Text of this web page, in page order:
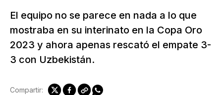
El equipo no se parece en nada a lo que
mostraba en su interinato en la Copa Oro
2023 y ahora apenas rescató el empate 3-
3 con Uzbekistán.
Compartir: